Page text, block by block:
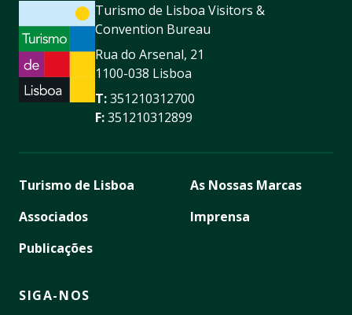
Turismo de Lisboa Visitors &
Convention Bureau
Rua do Arsenal, 21
1100-038 Lisboa
T:351210312700
F:351210312899
Turismo de Lisboa
Associados
Publicações
As Nossas Marcas
Imprensa
SIGA-NOS